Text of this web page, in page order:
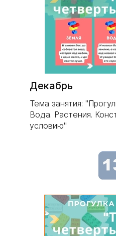
Декабрь
Тема занятия:
Вода. Растения.
условию"